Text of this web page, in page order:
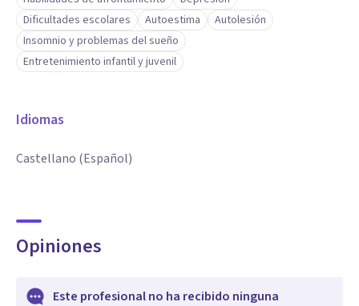
Dificultades escolares
Autoestima
Autolesión
Insomnio y problemas del sueño
Entretenimiento infantil y juvenil
Idiomas
Castellano (Español)
Opiniones
Este profesional no ha recibido ninguna